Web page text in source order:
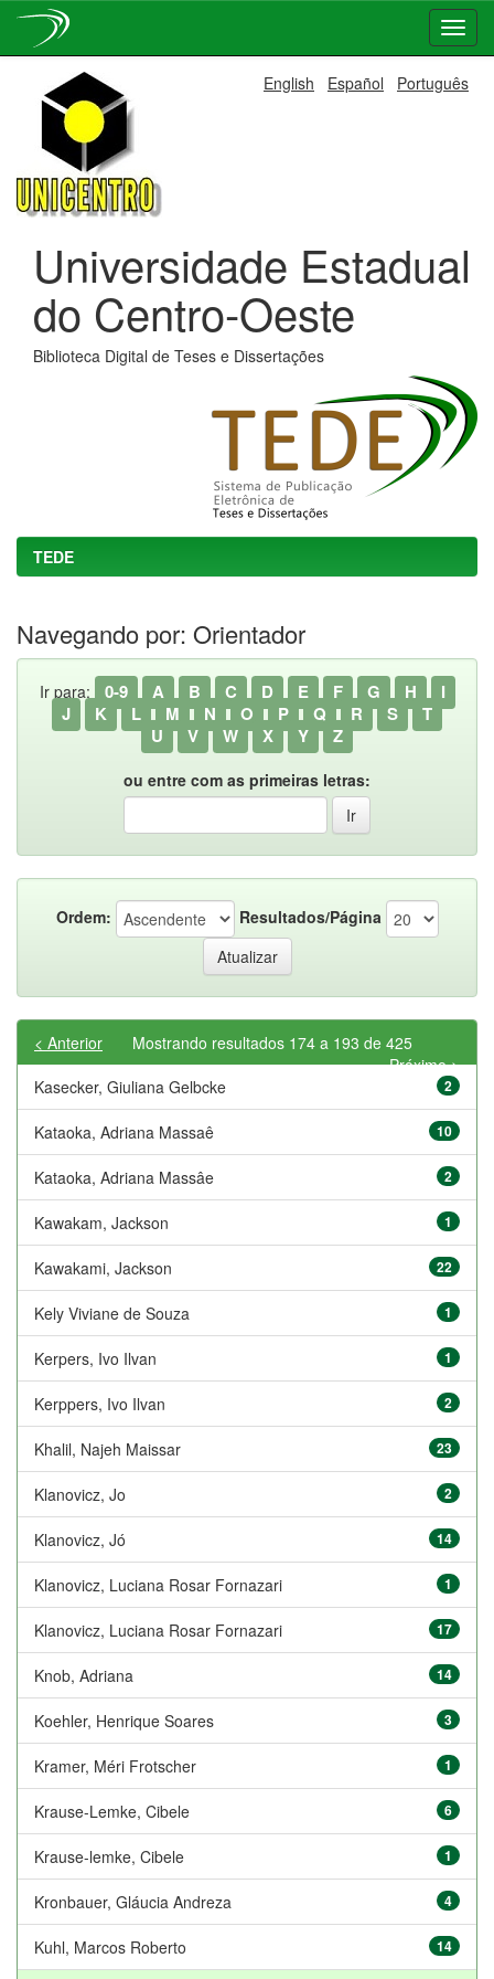
navigation
English Español Português
Universidade Estadual
do Centro-Oeste
Biblioteca Digital de Teses e Dissertações
TEDE
Navegando por: Orientador
Ir para: 0-9 A B C D E F G H
I
J
K L M N O P Q R S
T
U
V W X Y Z
ou entre com as primeiras letras:
Ordem: Resultados/Página
Mostrando resultados 174 a 193 de 425
< Anterior
Próximo >
Kasecker, Giuliana Gelbcke
2
Kataoka, Adriana Massaê 10
Kataoka, Adriana Massâe 2
Kawakam, Jackson 1
Kawakami, Jackson 22
Kely Viviane de Souza 1
Kerpers, Ivo Ilvan 1
Kerppers, Ivo Ilvan 2
Khalil, Najeh Maissar 23
Klanovicz, Jo 2
Klanovicz, Jó 14
Klanovicz, Luciana Rosar Fornazari 1
Klanovicz, Luciana Rosar Fornazari 17
Knob, Adriana 14
Koehler, Henrique Soares 3
Kramer, Méri Frotscher 1
Krause-Lemke, Cibele 6
Krause-lemke, Cibele 1
Kronbauer, Gláucia Andreza 4
Kuhl, Marcos Roberto 14